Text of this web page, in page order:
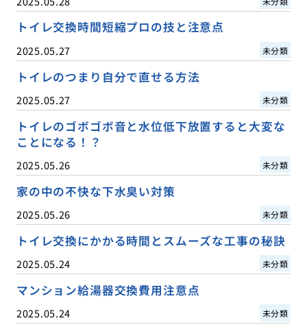
トイレ交換時間短縮プロの技と注意点
2025.05.27 未分類
トイレのつまり自分で直せる方法
2025.05.27 未分類
トイレのゴボゴボ音と水位低下放置すると大変な
ことになる！？
2025.05.26 未分類
家の中の不快な下水臭い対策
2025.05.26 未分類
トイレ交換にかかる時間とスムーズな工事の秘訣
2025.05.24 未分類
マンション給湯器交換費用注意点
2025.05.24 未分類